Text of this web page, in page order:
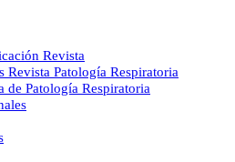
Revista
Revista Patología Respiratoria
de Patología Respiratoria